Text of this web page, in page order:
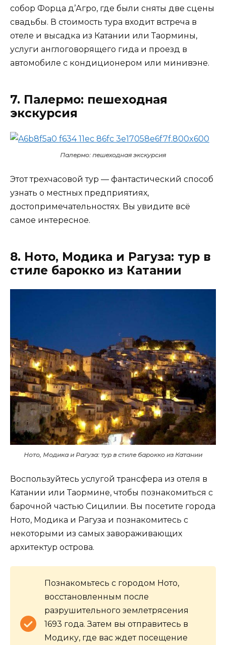
собор Форца д’Агро, где были сняты две сцены
свадьбы. В стоимость тура входит встреча в
отеле и высадка из Катании или Таормины,
услуги англоговорящего гида и проезд в
автомобиле с кондиционером или минивэне.
7. Палермо: пешеходная
экскурсия
Палермо: пешеходная экскурсия
Этот трехчасовой тур — фантастический способ
узнать о местных предприятиях,
достопримечательностях. Вы увидите всё
самое интересное.
8. Ното, Модика и Рагуза: тур в
стиле барокко из Катании
Ното, Модика и Рагуза: тур в стиле барокко из Катании
Воспользуйтесь услугой трансфера из отеля в
Катании или Таормине, чтобы познакомиться с
барочной частью Сицилии. Вы посетите города
Ното, Модика и Рагуза и познакомитесь с
некоторыми из самых завораживающих
архитектур острова.
Познакомьтесь с городом Ното,
восстановленным после
разрушительного землетрясения
1693 года. Затем вы отправитесь в
Модику, где вас ждет посещение